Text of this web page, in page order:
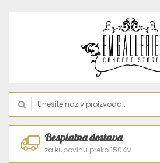
Besplatna dostava
za kupovinu preko 150KM